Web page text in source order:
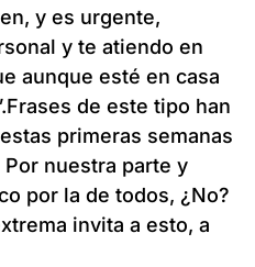
y es urgente,
y te atiendo en
aunque esté en casa
de este tipo han
primeras semanas
nuestra parte y
por la de todos, ¿No?
invita a esto, a